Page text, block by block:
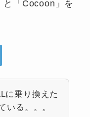
「Cocoon」を
に乗り換えた
いる。。。